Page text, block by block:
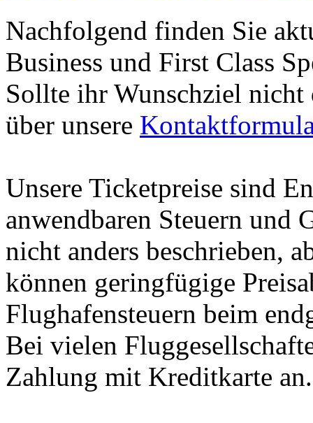
Nachfolgend finden Sie
Business und First Class
Sollte ihr Wunschziel
über unsere
Unsere Ticketpreise sind
anwendbaren Steuern und
nicht anders beschrieben,
können geringfügige
Flughafensteuern beim
Bei vielen
Zahlung mit Kreditkarte an.